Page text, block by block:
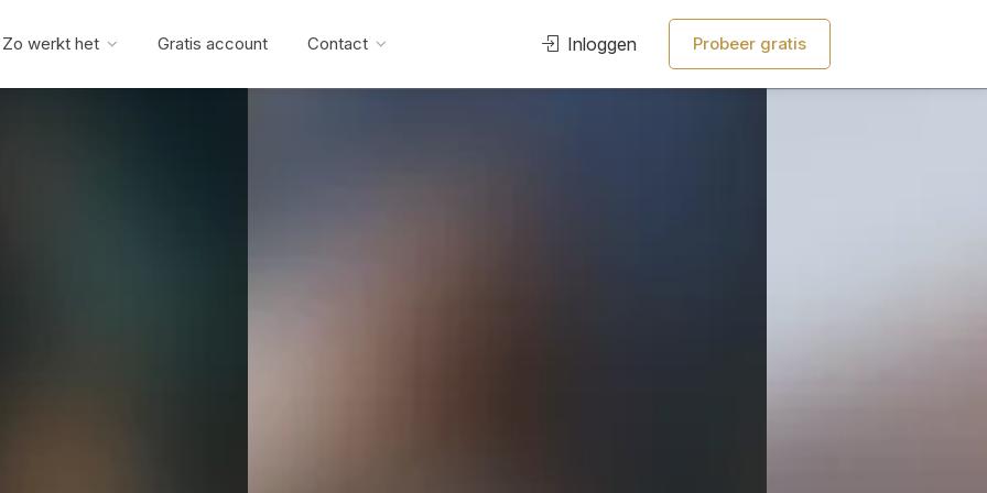
Zo werkt het Gratis account Contact Inloggen Probeer gratis